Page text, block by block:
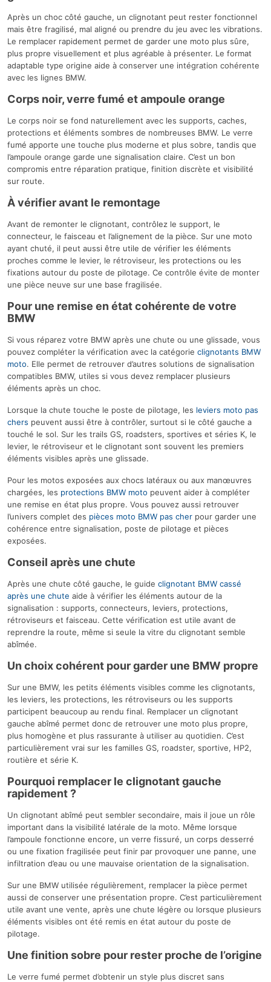
Après un choc côté gauche, un clignotant peut rester fonctionnel
mais être fragilisé, mal aligné ou prendre du jeu avec les vibrations.
Le remplacer rapidement permet de garder une moto plus sûre,
plus propre visuellement et plus agréable à présenter. Le format
adaptable type origine aide à conserver une intégration cohérente
avec les lignes BMW.
Corps noir, verre fumé et ampoule orange
Le corps noir se fond naturellement avec les supports, caches,
protections et éléments sombres de nombreuses BMW. Le verre
fumé apporte une touche plus moderne et plus sobre, tandis que
l’ampoule orange garde une signalisation claire. C’est un bon
compromis entre réparation pratique, finition discrète et visibilité
sur route.
À vérifier avant le remontage
Avant de remonter le clignotant, contrôlez le support, le
connecteur, le faisceau et l’alignement de la pièce. Sur une moto
ayant chuté, il peut aussi être utile de vérifier les éléments
proches comme le levier, le rétroviseur, les protections ou les
fixations autour du poste de pilotage. Ce contrôle évite de monter
une pièce neuve sur une base fragilisée.
Pour une remise en état cohérente de votre
BMW
Si vous réparez votre BMW après une chute ou une glissade, vous
pouvez compléter la vérification avec la catégorie clignotants BMW
moto. Elle permet de retrouver d’autres solutions de signalisation
compatibles BMW, utiles si vous devez remplacer plusieurs
éléments après un choc.
Lorsque la chute touche le poste de pilotage, les leviers moto pas
chers peuvent aussi être à contrôler, surtout si le côté gauche a
touché le sol. Sur les trails GS, roadsters, sportives et séries K, le
levier, le rétroviseur et le clignotant sont souvent les premiers
éléments visibles après une glissade.
Pour les motos exposées aux chocs latéraux ou aux manœuvres
chargées, les protections BMW moto peuvent aider à compléter
une remise en état plus propre. Vous pouvez aussi retrouver
l’univers complet des pièces moto BMW pas cher pour garder une
cohérence entre signalisation, poste de pilotage et pièces
exposées.
Conseil après une chute
Après une chute côté gauche, le guide clignotant BMW cassé
après une chute aide à vérifier les éléments autour de la
signalisation : supports, connecteurs, leviers, protections,
rétroviseurs et faisceau. Cette vérification est utile avant de
reprendre la route, même si seule la vitre du clignotant semble
abîmée.
Un choix cohérent pour garder une BMW propre
Sur une BMW, les petits éléments visibles comme les clignotants,
les leviers, les protections, les rétroviseurs ou les supports
participent beaucoup au rendu final. Remplacer un clignotant
gauche abîmé permet donc de retrouver une moto plus propre,
plus homogène et plus rassurante à utiliser au quotidien. C’est
particulièrement vrai sur les familles GS, roadster, sportive, HP2,
routière et série K.
Pourquoi remplacer le clignotant gauche
rapidement ?
Un clignotant abîmé peut sembler secondaire, mais il joue un rôle
important dans la visibilité latérale de la moto. Même lorsque
l’ampoule fonctionne encore, un verre fissuré, un corps desserré
ou une fixation fragilisée peut finir par provoquer une panne, une
infiltration d’eau ou une mauvaise orientation de la signalisation.
Sur une BMW utilisée régulièrement, remplacer la pièce permet
aussi de conserver une présentation propre. C’est particulièrement
utile avant une vente, après une chute légère ou lorsque plusieurs
éléments visibles ont été remis en état autour du poste de
pilotage.
Une finition sobre pour rester proche de l’origine
Le verre fumé permet d’obtenir un style plus discret sans